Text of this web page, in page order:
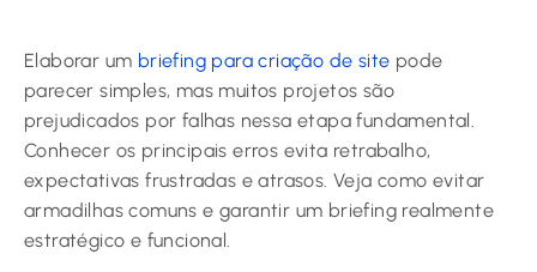
Elaborar um briefing para criação de site pode
parecer simples, mas muitos projetos são
prejudicados por falhas nessa etapa fundamental.
Conhecer os principais erros evita retrabalho,
expectativas frustradas e atrasos. Veja como evitar
armadilhas comuns e garantir um briefing realmente
estratégico e funcional.